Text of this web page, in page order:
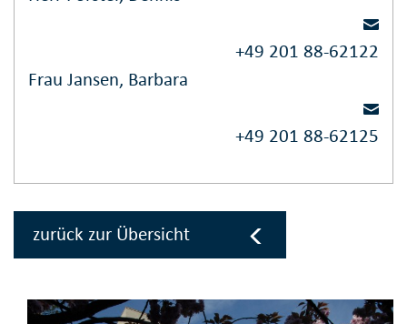
+49 201 88-62122
Frau Jansen, Barbara
+49 201 88-62125
zurück zur Übersicht